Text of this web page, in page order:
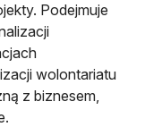
Podejmuje
wolontariatu
z biznesem,